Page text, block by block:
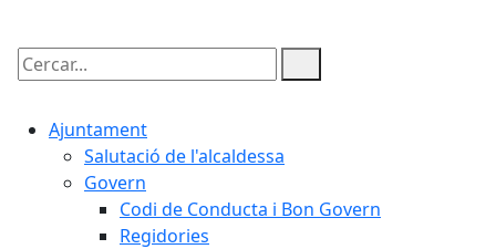
Cercar:
Ajuntament
Salutació de l'alcaldessa
Govern
Codi de Conducta i Bon Govern
Regidories